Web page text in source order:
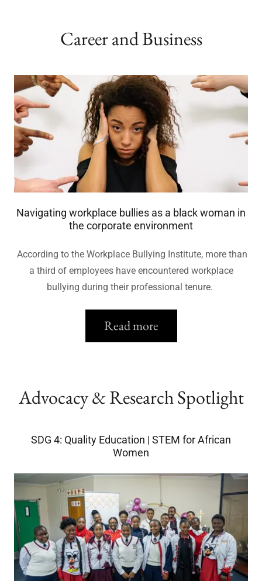
Career and Business
Navigating workplace bullies as a black woman in
the corporate environment
According to the Workplace Bullying Institute, more than
a third of employees have encountered workplace
bullying during their professional tenure.
Read more
Advocacy & Research Spotlight
SDG 4: Quality Education | STEM for African
Women